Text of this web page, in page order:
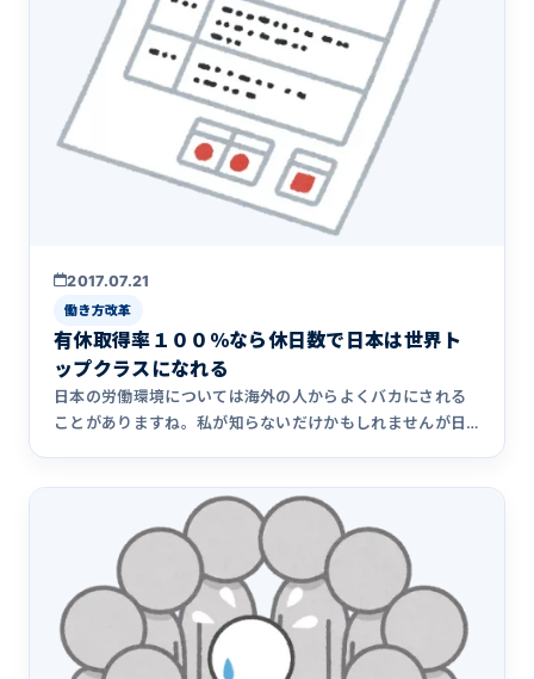
2017.07.21
働き方改革
有休取得率１００％なら休日数で日本は世界ト
ップクラスになれる
日本の労働環境については海外の人からよくバカにされる
ことがありますね。私が知らないだけかもしれませんが日